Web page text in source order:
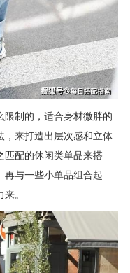
制的，适合身材微胖的
，来打造出层次感和立体
匹配的休闲类单品来搭
再与一些小单品组合起
。